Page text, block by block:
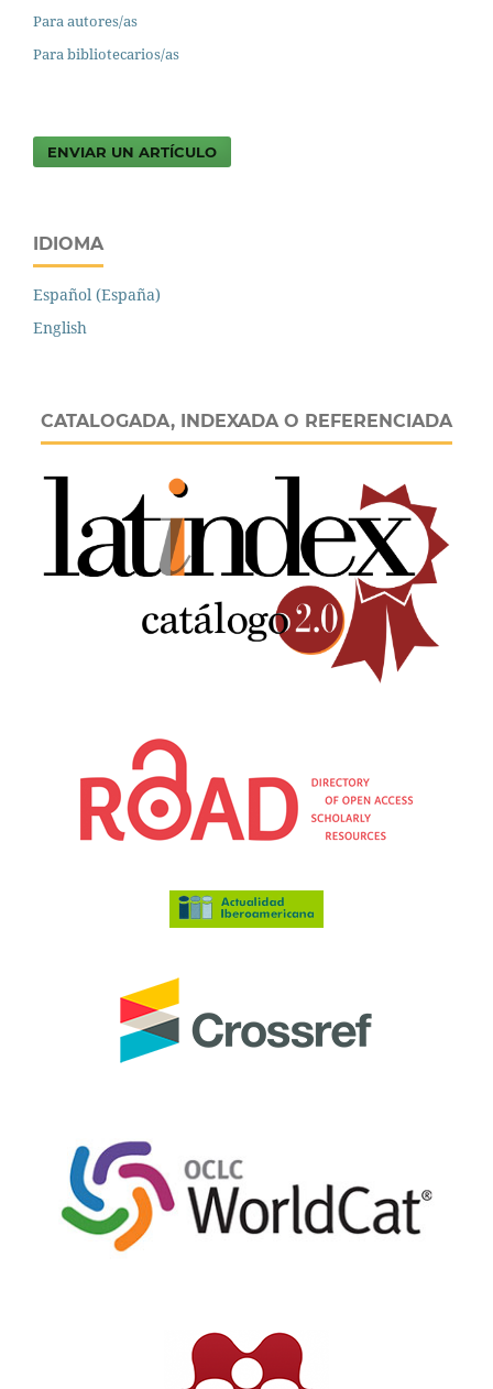
Para autores/as
Para bibliotecarios/as
ENVIAR UN ARTÍCULO
IDIOMA
Español (España)
English
CATALOGADA, INDEXADA O REFERENCIADA